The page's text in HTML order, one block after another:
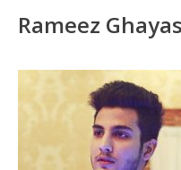
Rameez